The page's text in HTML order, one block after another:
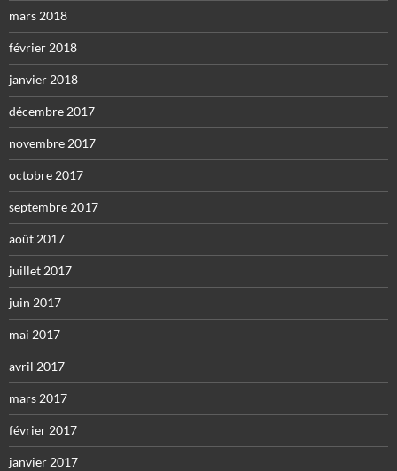
mars 2018
février 2018
janvier 2018
décembre 2017
novembre 2017
octobre 2017
septembre 2017
août 2017
juillet 2017
juin 2017
mai 2017
avril 2017
mars 2017
février 2017
janvier 2017